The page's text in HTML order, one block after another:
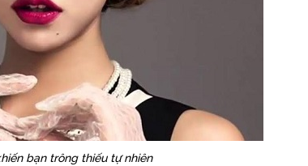
bạn trông thiếu tự nhiên